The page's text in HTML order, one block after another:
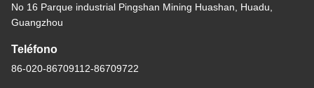
No 16 Parque industrial Pingshan Mining Huashan, Huadu,
Guangzhou
Teléfono
86-020-86709112-86709722